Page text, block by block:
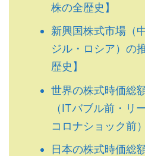
株の全歴史】
新興国株式市場（
ジル・ロシア）の
歴史】
世界の株式時価総
（ITバブル前・リ
コロナショック前）
日本の株式時価総